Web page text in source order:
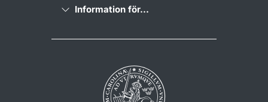
Information för...